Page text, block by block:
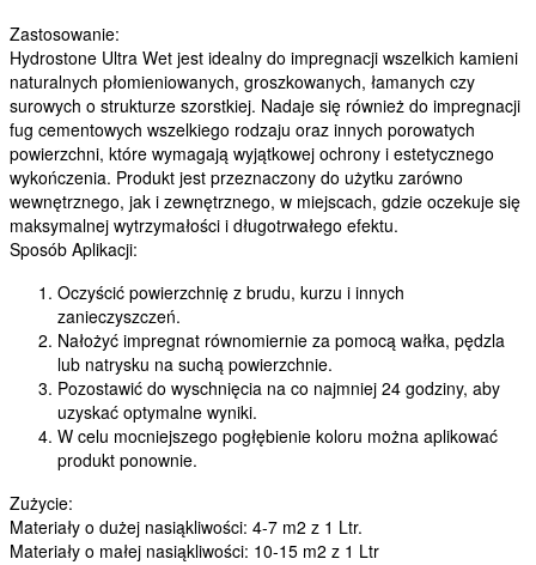
Zastosowanie:
Hydrostone Ultra Wet jest idealny do impregnacji wszelkich kamieni
naturalnych płomieniowanych, groszkowanych, łamanych czy
surowych o strukturze szorstkiej. Nadaje się również do impregnacji
fug cementowych wszelkiego rodzaju oraz innych porowatych
powierzchni, które wymagają wyjątkowej ochrony i estetycznego
wykończenia. Produkt jest przeznaczony do użytku zarówno
wewnętrznego, jak i zewnętrznego, w miejscach, gdzie oczekuje się
maksymalnej wytrzymałości i długotrwałego efektu.
Sposób Aplikacji:
Oczyścić powierzchnię z brudu, kurzu i innych
zanieczyszczeń.
Nałożyć impregnat równomiernie za pomocą wałka, pędzla
lub natrysku na suchą powierzchnie.
Pozostawić do wyschnięcia na co najmniej 24 godziny, aby
uzyskać optymalne wyniki.
W celu mocniejszego pogłębienie koloru można aplikować
produkt ponownie.
Zużycie:
Materiały o dużej nasiąkliwości: 4-7 m2 z 1 Ltr.
Materiały o małej nasiąkliwości: 10-15 m2 z 1 Ltr